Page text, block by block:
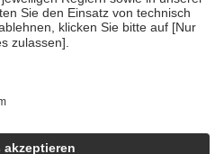
es sich um echte Bewertungen
articles/4419944605341